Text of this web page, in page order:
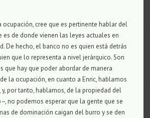
ocupación, cree que es pertinente hablar del
es de donde vienen las leyes actuales en
De hecho, el banco no es quien está detrás
que lo representa a nivel jerárquico. Son
que hay que poder abordar de manera
la ocupación, en cuanto a Enric, hablamos
por tanto, hablamos, de la propiedad del
no podemos esperar que la gente que se
de dominación caigan del burro y se den